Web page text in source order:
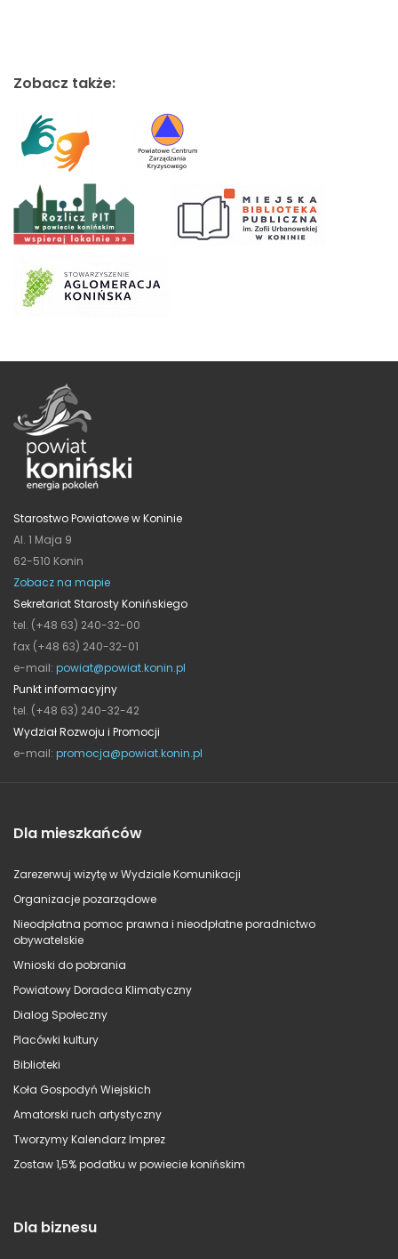
Zobacz także:
Starostwo Powiatowe w Koninie
Al. 1 Maja 9
62-510 Konin
Zobacz na mapie
Sekretariat Starosty Konińskiego
tel. (+48 63) 240-32-00
fax (+48 63) 240-32-01
e-mail: powiat@powiat.konin.pl
Punkt informacyjny
tel. (+48 63) 240-32-42
Wydział Rozwoju i Promocji
e-mail: promocja@powiat.konin.pl
Dla mieszkańców
Zarezerwuj wizytę w Wydziale Komunikacji
Organizacje pozarządowe
Nieodpłatna pomoc prawna i nieodpłatne poradnictwo
obywatelskie
Wnioski do pobrania
Powiatowy Doradca Klimatyczny
Dialog Społeczny
Placówki kultury
Biblioteki
Koła Gospodyń Wiejskich
Amatorski ruch artystyczny
Tworzymy Kalendarz Imprez
Zostaw 1,5% podatku w powiecie konińskim
Dla biznesu